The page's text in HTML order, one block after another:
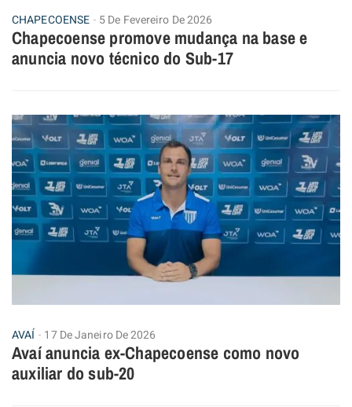
CHAPECOENSE 5 De Fevereiro De 2026
Chapecoense promove mudança na base e
anuncia novo técnico do Sub-17
AVAÍ 17 De Janeiro De 2026
Avaí anuncia ex-Chapecoense como novo
auxiliar do sub-20